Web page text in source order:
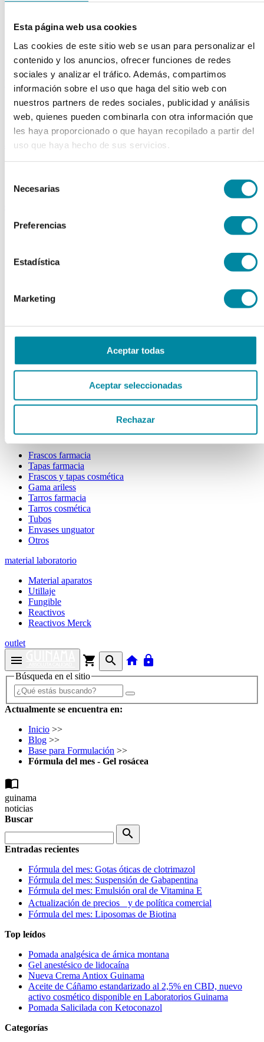
Esta página web usa cookies
Las cookies de este sitio web se usan para personalizar el
contenido y los anuncios, ofrecer funciones de redes
sociales y analizar el tráfico. Además, compartimos
información sobre el uso que haga del sitio web con
nuestros partners de redes sociales, publicidad y análisis
web, quienes pueden combinarla con otra información que
les haya proporcionado o que hayan recopilado a partir del
uso que haya hecho de sus servicios.
Necesarias
Preferencias
Estadística
Marketing
Aceptar todas
Aceptar seleccionadas
Rechazar
Reguladores Ph
Siliconas
Tensioactivos
Filtros solares
bases y jarabes
Jarabes
Bases
Emulsionantes
aceites y ceras
Aceites
Ceras
Esencias naturales
Extractos fluidos
Extractos glicólicos
Plantas y tinturas
Tamañno 0
Tamañno 1
Tamañno 4
envases
Frascos farmacia
Tapas farmacia
Frascos y tapas cosmética
Gama ariless
Tarros farmacia
Tarros cosmética
Tubos
Envases unguator
Otros
material laboratorio
Material aparatos
Utillaje
Fungible
Reactivos
Reactivos Merck
outlet
menu shopping_cart search home lock
Búsqueda en el sitio
Actualmente se encuentra en:
Inicio >>
Blog >>
Base para Formulación >>
Fórmula del mes - Gel rosácea
import_contacts
guinama
noticias
Buscar
search
Entradas recientes
Fórmula del mes: Gotas óticas de clotrimazol
Fórmula del mes: Suspensión de Gabapentina
Fórmula del mes: Emulsión oral de Vitamina E
Actualización de precios y de política comercial
Fórmula del mes: Liposomas de Biotina
Top leídos
Pomada analgésica de árnica montana
Gel anestésico de lidocaína
Nueva Crema Antiox Guinama
Aceite de Cáñamo estandarizado al 2,5% en CBD, nuevo
activo cosmético disponible en Laboratorios Guinama
Pomada Salicilada con Ketoconazol
Categorías